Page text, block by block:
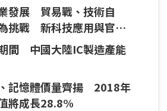
發展 貿易戰、技術自
挑戰 新科技應用與官方
間 中國大陸IC製造產能
記憶體價量齊揚 2018年
將成長28.8%